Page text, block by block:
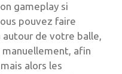
gameplay si
pouvez faire
de votre balle,
afin
alors les